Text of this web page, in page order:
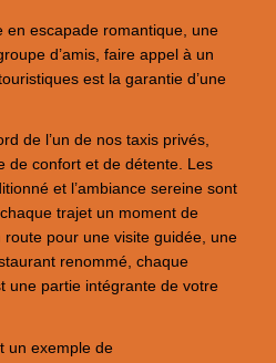
en escapade romantique, une
d’amis, faire appel à un
est la garantie d’une
de l’un de nos taxis privés,
de confort et de détente. Les
et l’ambiance sereine sont
trajet un moment de
route pour une visite guidée, une
renommé, chaque
une partie intégrante de votre
un exemple de